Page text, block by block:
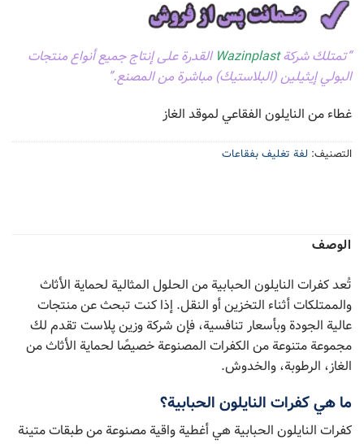
“تمتلك شركةWazinplast القدرة على إنتاج جميع أنواع منتجات
البولي إيثيلين (البلاستيك) مباشرة من المصنع.”
غطاء من النايلون الفقاعي لموقد الغاز
التصنيف: لفة تغلیف بفقاعات
الوصف
تُعد كفرات النايلون الحبابية من الحلول المثالية لحماية الأثاث
والممتلكات أثناء التخزين أو النقل. إذا كنت تبحث عن منتجات
عالية الجودة وبأسعار تنافسية، فإن شركة وزین پلاست تقدم لك
مجموعة متنوعة من الكفرات المصنوعة خصيصًا لحماية الأثاث من
الغاز، الرطوبة، والخدوش.
ما هي كفرات النايلون الحبابية؟
كفرات النايلون الحبابية هي أغطية واقية مصنوعة من طبقات متينة